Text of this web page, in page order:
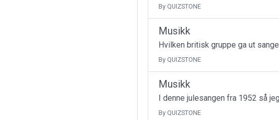
By QUIZSTONE
Musikk
Hvilken britisk gruppe ga ut
By QUIZSTONE
Musikk
I denne julesangen fra 1952 så
By QUIZSTONE